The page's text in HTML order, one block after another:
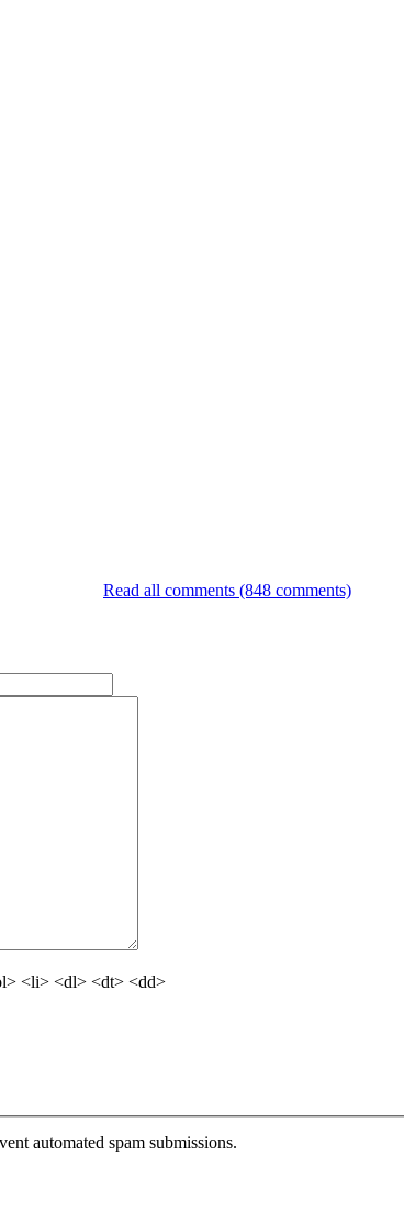
Read all comments (848 comments)
<li> <dl> <dt> <dd>
automated spam submissions.